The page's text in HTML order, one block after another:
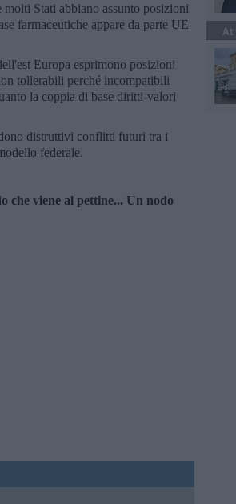
Stati abbiano assunto posizioni
farmaceutiche appare da parte UE
Europa esprimono posizioni
tollerabili perché incompatibili
la coppia di base diritti-valori
distruttivi conflitti futuri tra i
federale.
che viene al pettine... Un nodo